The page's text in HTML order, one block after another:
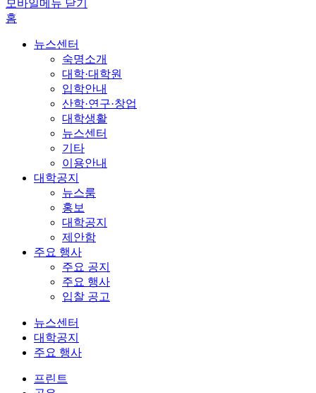
모바일메뉴 닫기
홈
뉴스센터
숙명소개
대학·대학원
입학안내
산학·연구·창업
대학생활
뉴스센터
기타
이용안내
대학공지
뉴스룸
홍보
대학공지
제안함
주요 행사
주요 공지
주요 행사
입찰 공고
뉴스센터
대학공지
주요 행사
프린트